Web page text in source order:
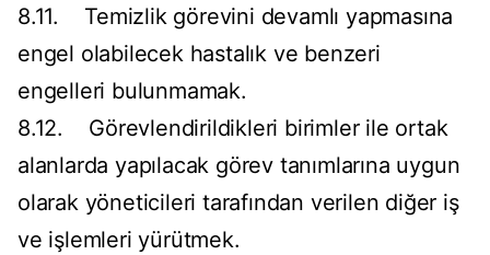
8.11. Temizlik görevini devamlı yapmasına
engel olabilecek hastalık ve benzeri
engelleri bulunmamak.
8.12. Görevlendirildikleri birimler ile ortak
alanlarda yapılacak görev tanımlarına uygun
olarak yöneticileri tarafından verilen diğer iş
ve işlemleri yürütmek.